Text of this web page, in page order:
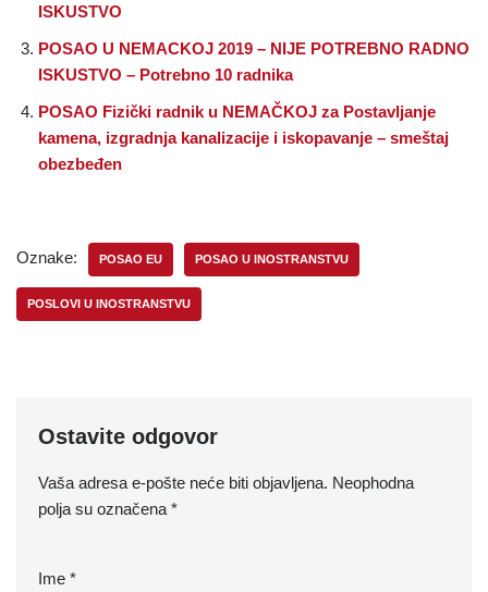
ISKUSTVO
POSAO U NEMACKOJ 2019 – NIJE POTREBNO RADNO
ISKUSTVO – Potrebno 10 radnika
POSAO Fizički radnik u NEMAČKOJ za Postavljanje
kamena, izgradnja kanalizacije i iskopavanje – smeštaj
obezbeđen
Oznake: POSAO EU POSAO U INOSTRANSTVU
POSLOVI U INOSTRANSTVU
Ostavite odgovor
Vaša adresa e-pošte neće biti objavljena. Neophodna
polja su označena *
Ime *